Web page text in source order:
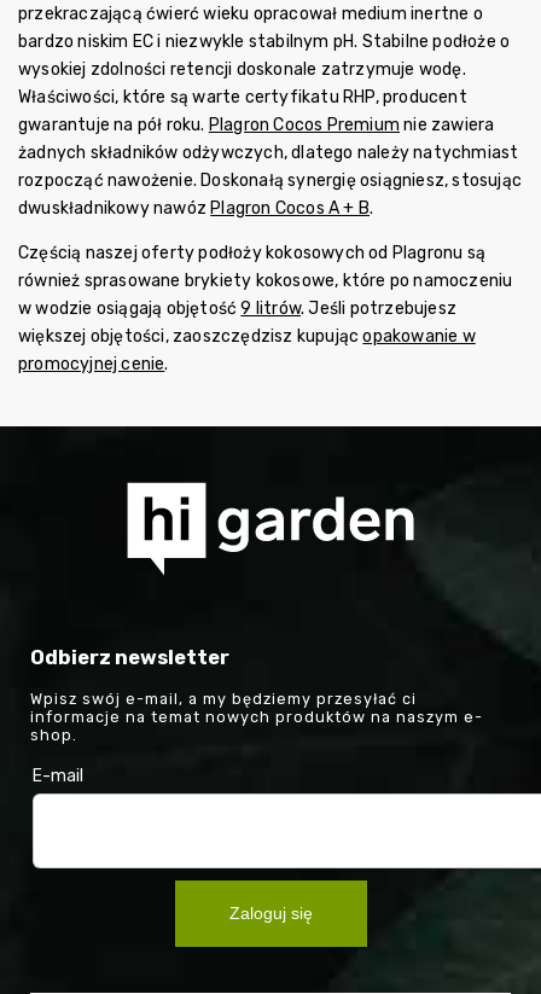
przekraczającą ćwierć wieku opracował medium inertne o
bardzo niskim EC i niezwykle stabilnym pH. Stabilne podłoże o
wysokiej zdolności retencji doskonale zatrzymuje wodę.
Właściwości, które są warte certyfikatu RHP, producent
gwarantuje na pół roku. Plagron Cocos Premium nie zawiera
żadnych składników odżywczych, dlatego należy natychmiast
rozpocząć nawożenie. Doskonałą synergię osiągniesz, stosując
dwuskładnikowy nawóz Plagron Cocos A + B.
Częścią naszej oferty podłoży kokosowych od Plagronu są
również sprasowane brykiety kokosowe, które po namoczeniu
w wodzie osiągają objętość9 litrów. Jeśli potrzebujesz
większej objętości, zaoszczędzisz kupującopakowanie w
promocyjnej cenie.
Odbierz newsletter
Wpisz swój e-mail, a my będziemy przesyłać ci
informacje na temat nowych produktów na naszym e-
shop.
E-mail
Zaloguj się